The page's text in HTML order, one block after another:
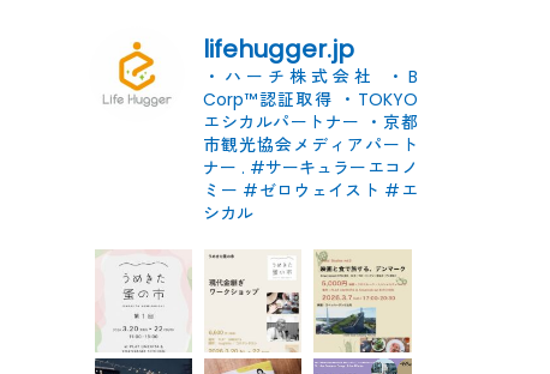
lifehugger.jp
・ハーチ株式会社
・B
Corp™認証取得 ・TOKYO
エシカルパートナー ・京都
市観光協会メディアパート
ナー . #サーキュラーエコノ
ミー #ゼロウェイスト #エ
シカル